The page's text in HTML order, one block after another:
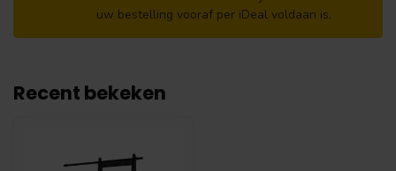
uw bestelling vooraf per iDeal voldaan is.
Recent bekeken